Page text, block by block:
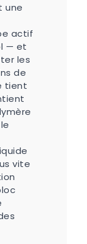
une
actif
— et
les
de
tient
vite